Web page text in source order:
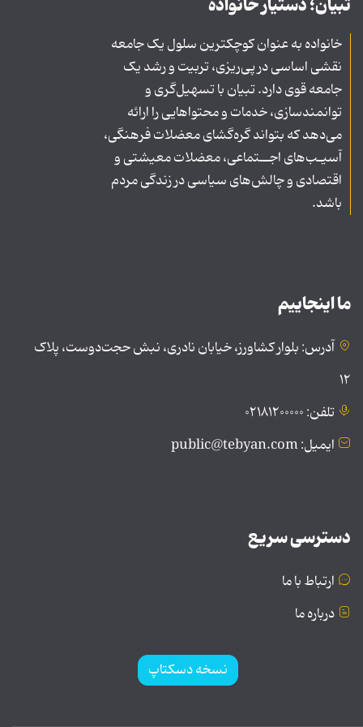
تبیان؛ دستیار خانواده
خانواده به عنوان کوچکترین سلول یک جامعه
نقشی اساسی در پی‌ریزی، تربیت و رشد یک
جامعه قوی دارد. تبیان با تسهیل‌گری و
توانمندسازی، خدمات و محتواهایی را ارائه
می‌دهد که بتواند گره‌گشای معضلات فرهنگی،
آسیـب‌های اجــتماعی، معضلات معیشتی و
اقتصادی و چالش‌های سیاسی در زندگی مردم
باشد.
ما اینجاییم
آدرس: بلوار کشاورز، خیابان نادری، نبش حجت‌دوست، پلاک
۱۲
تلفن: ۰۲۱۸۱۲۰۰۰۰۰
ایمیل: public@tebyan.com
دسترسی سریع
ارتباط با ما
درباره ما
نسخه دسکتاپ